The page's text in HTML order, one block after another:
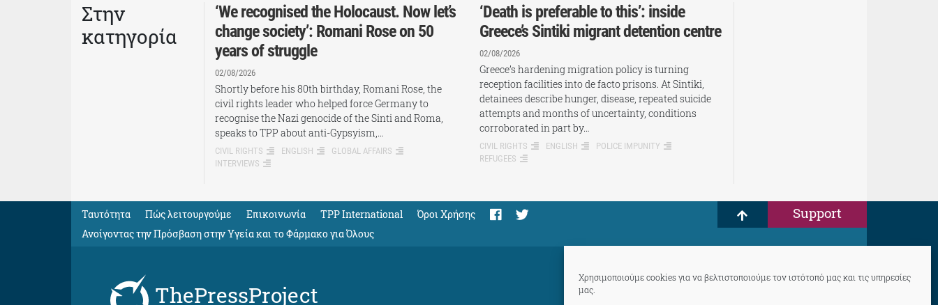
Χρησιμοποιούμε cookies για να βελτιστοποιούμε τον ιστότοπό μας και τις υπηρεσίες
μας.
Στην
κατηγορία
‘We recognised the Holocaust. Now let’s
change society’: Romani Rose on 50
years of struggle
02/08/2026
Shortly before his 80th birthday, Romani Rose, the
civil rights leader who helped force Germany to
recognise the Nazi genocide of the Sinti and Roma,
speaks to TPP about anti-Gypsyism,…
CIVIL RIGHTS ENGLISH
GLOBAL AFFAIRS
INTERVIEWS
‘Death is preferable to this’: inside
Greece’s Sintiki migrant detention centre
02/08/2026
Greece’s hardening migration policy is turning
reception facilities into de facto prisons. At Sintiki,
detainees describe hunger, disease, repeated suicide
attempts and months of uncertainty, conditions
corroborated in part by…
CIVIL RIGHTS ENGLISH
POLICE IMPUNITY
REFUGEES
Ταυτότητα Πώς λειτουργούμε Eπικοινωνία TPP International
Όροι Χρήσης
Ανοίγοντας την Πρόσβαση στην Υγεία και το Φάρμακο για Όλους
Support
ThePressProject